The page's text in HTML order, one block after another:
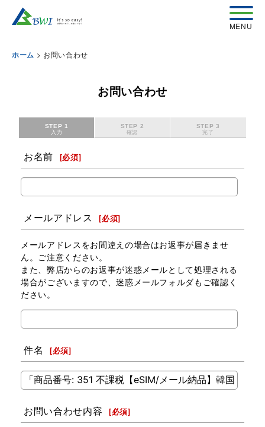
ホーム > お問い合わせ
お問い合わせ
STEP 1
入力
STEP 2
確認
STEP 3
完了
お名前 [必須]
メールアドレス [必須]
メールアドレスをお間違えの場合はお返事が届きませ
ん。ご注意ください。
また、弊店からのお返事が迷惑メールとして処理される
場合がございますので、迷惑メールフォルダもご確認く
ださい。
件名 [必須]
お問い合わせ内容 [必須]